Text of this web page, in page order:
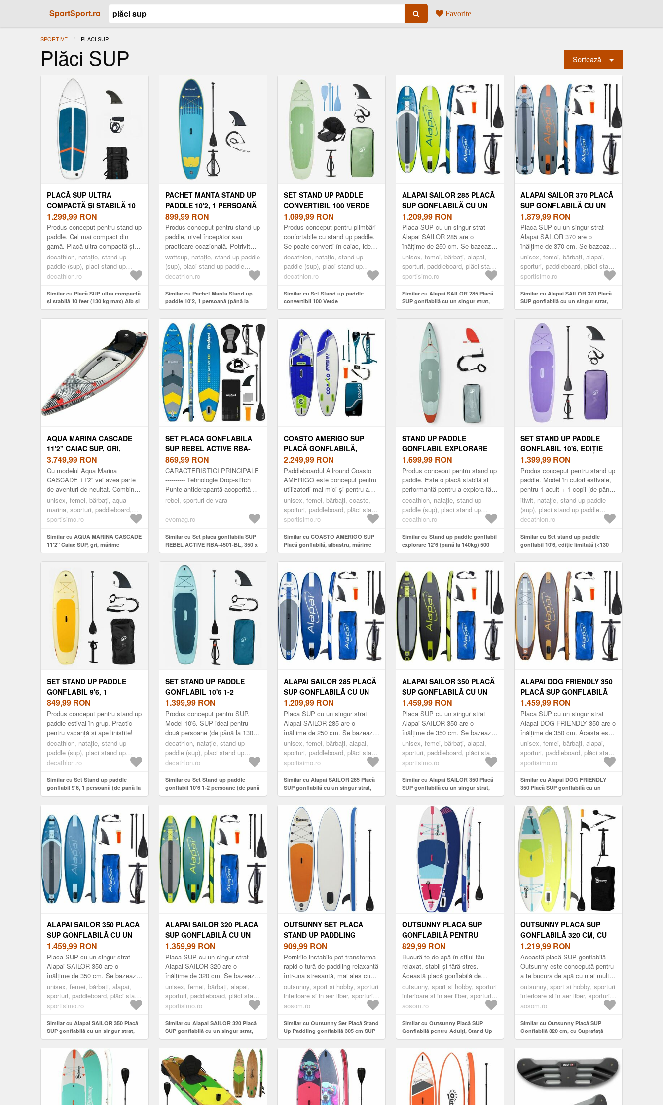
SportSport.ro Favorite
SPORTIVE ACTUAL:
PLĂCI SUP
Plăci SUP Sortează
PLACĂ SUP ULTRA
COMPACTĂ ȘI STABILĂ 10
FEET (130 KG MAX) ALB ȘI
ALBASTRU
1.299,99 RON
Produs conceput pentru stand up
paddle. Cel mai compact din
gamă. Placă ultra compactă și
stabilă potrivită pentru până la
două persoane (130 kg max).
decathlon, nataţie, stand up
paddle (sup), placi stand up
paddle (sup), sup practica
decathlon.ro
Similar cu Placă SUP ultra compactă
și stabilă 10 feet (130 kg max) Alb și
albastru
PACHET MANTA STAND UP
PADDLE 10'2, 1 PERSOANĂ
(PÂNĂ LA 100KG)
899,99 RON
Produs conceput pentru stand up
paddle, nivel începător sau
practicare ocazională. Potrivit
pentru practicanți de până la 100
kg, oferă stabilitate.
wattsup, nataţie, stand up paddle
(sup), placi stand up paddle
(sup), sup practica sportiva,
decathlon.ro
Similar cu Pachet Manta Stand up
paddle 10'2, 1 persoană (până la
100kg)
SET STAND UP PADDLE
CONVERTIBIL 100 VERDE
1.099,99 RON
Produs conceput pentru plimbări
confortabile cu stand up paddle.
Se poate converti în caiac, ideal
pentru până la două persoane.
decathlon, nataţie, stand up
paddle (sup), placi stand up
paddle (sup), sup practica
decathlon.ro
Similar cu Set Stand up paddle
convertibil 100 Verde
ALAPAI SAILOR 285 PLACĂ
SUP GONFLABILĂ CU UN
SINGUR STRAT, VERDE
DESCHIS, MĂRIME
1.209,99 RON
Placa SUP cu un singur strat
Alapai SAILOR 285 are o
înălțime de 250 cm. Se bazează
pe o construcție Drop-stitch cu
un singur înveliș, datorită căr...
unisex, femei, bărbați, alapai,
sporturi, paddleboard, plăci stand
up padle, verde deschis
sportisimo.ro
Similar cu Alapai SAILOR 285 Placă
SUP gonflabilă cu un singur strat,
verde deschis, mărime
ALAPAI SAILOR 370 PLACĂ
SUP GONFLABILĂ CU UN
SINGUR STRAT, GRI ÎNCHIS,
MĂRIME
1.879,99 RON
Placa SUP cu un singur strat
Alapai SAILOR 370 are o
înălțime de 370 cm. Se bazează
pe o construcție Drop-stitch cu
un singur înveliș, datorită căr...
unisex, femei, bărbați, alapai,
sporturi, paddleboard, plăci stand
up padle, gri închis
sportisimo.ro
Similar cu Alapai SAILOR 370 Placă
SUP gonflabilă cu un singur strat,
gri închis, mărime
AQUA MARINA CASCADE
11'2" CAIAC SUP, GRI,
MĂRIME
3.749,99 RON
Cu modelul Aqua Marina
CASCADE 11'2” vei avea parte
de aventuri de neuitat. Combină
distracția de pe paddleboard și
caracteristicile caiacului. Dat...
unisex, femei, bărbați, aqua
marina, sporturi, paddleboard,
plăci stand up padle, gri
sportisimo.ro
Similar cu AQUA MARINA CASCADE
11'2" Caiac SUP, gri, mărime
SET PLACA GONFLABILA
SUP REBEL ACTIVE RBA-
4501-BL, 350 X 81 X 15 CM,
ALBASTRU
869,99 RON
CARACTERISTICI PRINCIPALE
---------- Tehnologie Drop-stitch
Punte antiderapantă acoperită cu
spumă EVA de 3 mm Aripă
rebel, sporturi de vara
evomag.ro
Similar cu Set placa gonflabila SUP
REBEL ACTIVE RBA-4501-BL, 350 x
81 x 15 cm, Albastru
COASTO AMERIGO SUP
PLACĂ GONFLABILĂ,
ALBASTRU, MĂRIME
2.249,99 RON
Paddleboardul Allround Coasto
AMERIGO este conceput pentru
utilizatorii mai mici și pentru a
pluti pe ape calme. Este realizat
cu ajutorul tehnolog...
unisex, femei, bărbați, coasto,
sporturi, paddleboard, plăci stand
up padle, albastru
sportisimo.ro
Similar cu COASTO AMERIGO SUP
Placă gonflabilă, albastru, mărime
STAND UP PADDLE
GONFLABIL EXPLORARE
12'6 (PÂNĂ LA 140KG) 500
VERDE
1.699,99 RON
Produs conceput pentru stand up
paddle. Este o placă stabilă și
performantă pentru a explora fără
efort.Fă-ți bagajele pentru o zi de
neuitat!
decathlon, nataţie, stand up
paddle (sup), placi stand up
paddle (sup), sup practica
decathlon.ro
Similar cu Stand up paddle gonflabil
explorare 12'6 (până la 140kg) 500
Verde
SET STAND UP PADDLE
GONFLABIL 10'6, EDIȚIE
LIMITATĂ (<130 KG) - 100
MOV
1.399,99 RON
Produs conceput pentru stand up
paddle. Model în culori estivale,
pentru 1 adult + 1 copil (de până
la 130 kg), în ediție limitată.
Descoperă-l acum!
itiwit, nataţie, stand up paddle
(sup), placi stand up paddle
(sup), sup practica sportiva,
decathlon.ro
Similar cu Set stand up paddle
gonflabil 10'6, ediție limitată (<130
kg) - 100 Mov
SET STAND UP PADDLE
GONFLABIL 9'6, 1
PERSOANĂ (DE PÂNĂ LA
80KG) 100 GALBEN
849,99 RON
Produs conceput pentru stand up
paddle estival în grup. Practic
pentru vacanță și ape liniștite!
decathlon, nataţie, stand up
paddle (sup), placi stand up
paddle (sup), sup practica
decathlon.ro
Similar cu Set Stand up paddle
gonflabil 9'6, 1 persoană (de până la
80kg) 100 Galben
SET STAND UP PADDLE
GONFLABIL 10'6 1-2
PERSOANE (DE PÂNĂ LA
130 KG) 100 ALBASTRU
1.399,99 RON
Produs conceput pentru SUP.
Model 10'6. SUP ideal pentru
două persoane (de până la 130
kg) și conceput pentru plimbări
plăcute în doi.
decathlon, nataţie, stand up
paddle (sup), placi stand up
paddle (sup), sup practica
decathlon.ro
Similar cu Set Stand up paddle
gonflabil 10'6 1-2 persoane (de până
la 130 kg) 100 Albastru
ALAPAI SAILOR 285 PLACĂ
SUP GONFLABILĂ CU UN
SINGUR STRAT, ALBASTRU,
MĂRIME
1.209,99 RON
Placa SUP cu un singur strat
Alapai SAILOR 285 are o
înălțime de 250 cm. Se bazează
pe o construcție Drop-stitch cu
un singur înveliș, datorită căr...
unisex, femei, bărbați, alapai,
sporturi, paddleboard, plăci stand
up padle, albastru
sportisimo.ro
Similar cu Alapai SAILOR 285 Placă
SUP gonflabilă cu un singur strat,
albastru, mărime
ALAPAI SAILOR 350 PLACĂ
SUP GONFLABILĂ CU UN
SINGUR STRAT, NEGRU,
MĂRIME
1.459,99 RON
Placa SUP cu un singur strat
Alapai SAILOR 350 are o
înălțime de 350 cm. Se bazează
pe o construcție Drop-stitch cu
un singur înveliș, datorită căr...
unisex, femei, bărbați, alapai,
sporturi, paddleboard, plăci stand
up padle, negru
sportisimo.ro
Similar cu Alapai SAILOR 350 Placă
SUP gonflabilă cu un singur strat,
negru, mărime
ALAPAI DOG FRIENDLY 350
PLACĂ SUP GONFLABILĂ
CU UN SINGUR STRAT,
MARO, MĂRIME
1.459,99 RON
Placa SUP cu un singur strat
Alapai DOG FRIENDLY 350 are o
înălțime de 350 cm. Acesta este
„Dog friendly”, astfel încât
patrupedul poate merge în v...
unisex, femei, bărbați, alapai,
sporturi, paddleboard, plăci stand
up padle, maro
sportisimo.ro
Similar cu Alapai DOG FRIENDLY
350 Placă SUP gonflabilă cu un
singur strat, maro, mărime
ALAPAI SAILOR 350 PLACĂ
SUP GONFLABILĂ CU UN
SINGUR STRAT, ALBASTRU
ÎNCHIS, MĂRIME
1.459,99 RON
Placa SUP cu un singur strat
Alapai SAILOR 350 are o
înălțime de 350 cm. Se bazează
pe o construcție Drop-stitch cu
un singur înveliș, datorită căr...
unisex, femei, bărbați, alapai,
sporturi, paddleboard, plăci stand
up padle, albastru închis
sportisimo.ro
Similar cu Alapai SAILOR 350 Placă
SUP gonflabilă cu un singur strat,
albastru închis, mărime
ALAPAI SAILOR 320 PLACĂ
SUP GONFLABILĂ CU UN
SINGUR STRAT, VERDE
ÎNCHIS, MĂRIME
1.359,99 RON
Placa SUP cu un singur strat
Alapai SAILOR 320 are o
înălțime de 320 cm. Se bazează
pe o construcție Drop-stitch cu
un singur înveliș, datorită căr...
unisex, femei, bărbați, alapai,
sporturi, paddleboard, plăci stand
up padle, verde închis
sportisimo.ro
Similar cu Alapai SAILOR 320 Placă
SUP gonflabilă cu un singur strat,
verde închis, mărime
OUTSUNNY SET PLACĂ
STAND UP PADDLING
GONFLABILĂ 305 CM SUP
CU VÂSLĂ DIN ALUMINIU,
ARIPĂ DETAȘABILĂ, LESĂ
PENTRU GLEZNĂ | AOSOM
ROMANIA
909,99 RON
Pornirile instabile pot transforma
rapid o tură de paddling relaxantă
într-una stresantă, mai ales cu
copii sau cu un câine la bord.
Situația se în...
outsunny, sport si hobby, sporturi
interioare si in aer liber, sporturi
acvatice
aosom.ro
Similar cu Outsunny Set Placă Stand
Up Paddling gonflabilă 305 cm SUP
cu vâslă din aluminiu, aripă
detașabilă, lesă pentru gleznă |
Aosom Romania
OUTSUNNY PLACĂ SUP
GONFLABILĂ PENTRU
ADULȚI, STAND UP PADDLE
BOARD CU EVA
ANTIALUNECARE, VÂSLĂ
REGLABILĂ DIN ALUMINIU,
RUCSAC, POMPĂ,
ARIPIOARĂ DETAȘABILĂ,
CAPACITATE 160 KG,
TOATE NIVELURILE |
AOSOM ROMANIA
829,99 RON
Bucură-te de apă în stilul tău –
relaxat, stabil și fără stres.
Această placă gonflabilă de
paddle boarding Outsunny este
concepută pentru cei care...
outsunny, sport si hobby, sporturi
interioare si in aer liber, sporturi
acvatice
aosom.ro
Similar cu Outsunny Placă SUP
Gonflabilă pentru Adulți, Stand Up
Paddle Board cu EVA Antialunecare,
Vâslă Reglabilă din Aluminiu,
Rucsac, Pompă, Aripioară
Detașabilă, Capacitate 160 kg,
305x89x15cm, Pentru Toate
Nivelurile | Aosom Romania
OUTSUNNY PLACĂ SUP
GONFLABILĂ 320 CM, CU
SUPRAFAȚĂ
ANTIDERAPANTĂ VÂSLĂ
DIN ALUMINIU REGLABILĂ
ARIPIOARĂ POMPĂ ȘI
RUCSAC | AOSOM
ROMANIA
1.219,99 RON
Această placă SUP gonflabilă
Outsunny este concepută pentru
a te bucura de apă cu mai multă
stabilitate și confort. Designul
extra lung și lat ofer...
outsunny, sport si hobby, sporturi
interioare si in aer liber, sporturi
acvatice
aosom.ro
Similar cu Outsunny Placă SUP
Gonflabilă 320 cm, cu Suprafață
Antiderapantă Vâslă din Aluminiu
Reglabilă Aripioară Pompă și Rucsac